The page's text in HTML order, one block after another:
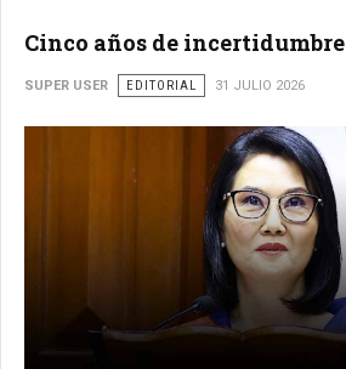
Cinco años de incertidumbre
SUPER USER EDITORIAL 31 JULIO 2026